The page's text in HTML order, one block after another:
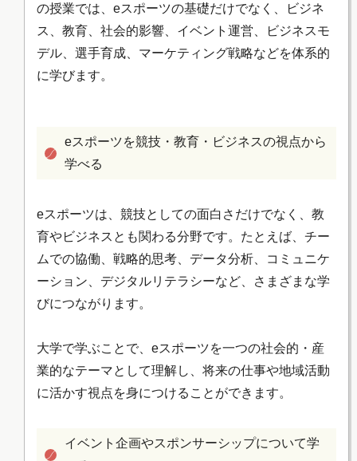
の授業では、eスポーツの基礎だけでなく、ビジネ
ス、教育、社会的影響、イベント運営、ビジネスモ
デル、選手育成、マーケティング戦略などを体系的
に学びます。
eスポーツを競技・教育・ビジネスの視点から
学べる
eスポーツは、競技としての面白さだけでなく、教
育やビジネスとも関わる分野です。たとえば、チー
ムでの協働、戦略的思考、データ分析、コミュニケ
ーション、デジタルリテラシーなど、さまざまな学
びにつながります。
大学で学ぶことで、eスポーツを一つの社会的・産
業的なテーマとして理解し、将来の仕事や地域活動
に活かす視点を身につけることができます。
イベント企画やスポンサーシップについて学